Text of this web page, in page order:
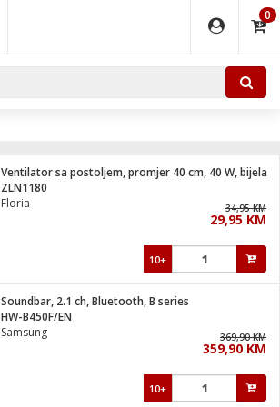
0
Ventilator sa postoljem, promjer 40 cm, 40 W, bijela
ZLN1180
Floria
34,95 KM
29,95 KM
10+
Soundbar, 2.1 ch, Bluetooth, B series
HW-B450F/EN
Samsung
369,90 KM
359,90 KM
10+